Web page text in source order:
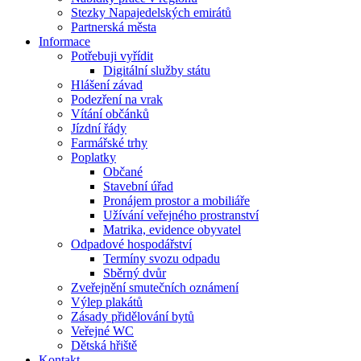
Stezky Napajedelských emirátů
Partnerská města
Informace
Potřebuji vyřídit
Digitální služby státu
Hlášení závad
Podezření na vrak
Vítání občánků
Jízdní řády
Farmářské trhy
Poplatky
Občané
Stavební úřad
Pronájem prostor a mobiliáře
Užívání veřejného prostranství
Matrika, evidence obyvatel
Odpadové hospodářství
Termíny svozu odpadu
Sběrný dvůr
Zveřejnění smutečních oznámení
Výlep plakátů
Zásady přidělování bytů
Veřejné WC
Dětská hřiště